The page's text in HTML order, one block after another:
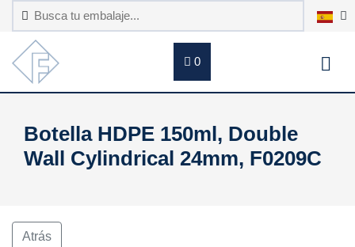
0
Botella HDPE 150ml, Double
Wall Cylindrical 24mm, F0209C
Atrás